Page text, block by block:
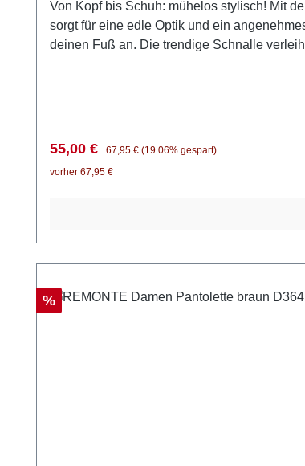
Von Kopf bis Schuh: mühelos stylisch! Mit
sorgt für eine edle Optik und ein
deinen Fuß an. Die trendige Schnalle
Verkaufspreis:
55,00 € Regulärer Preis:
67,95 € (19.06% gespart)
vorher 67,95 €
Rabatt
%